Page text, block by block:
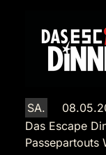
SA.
Das Escape
Passepartouts